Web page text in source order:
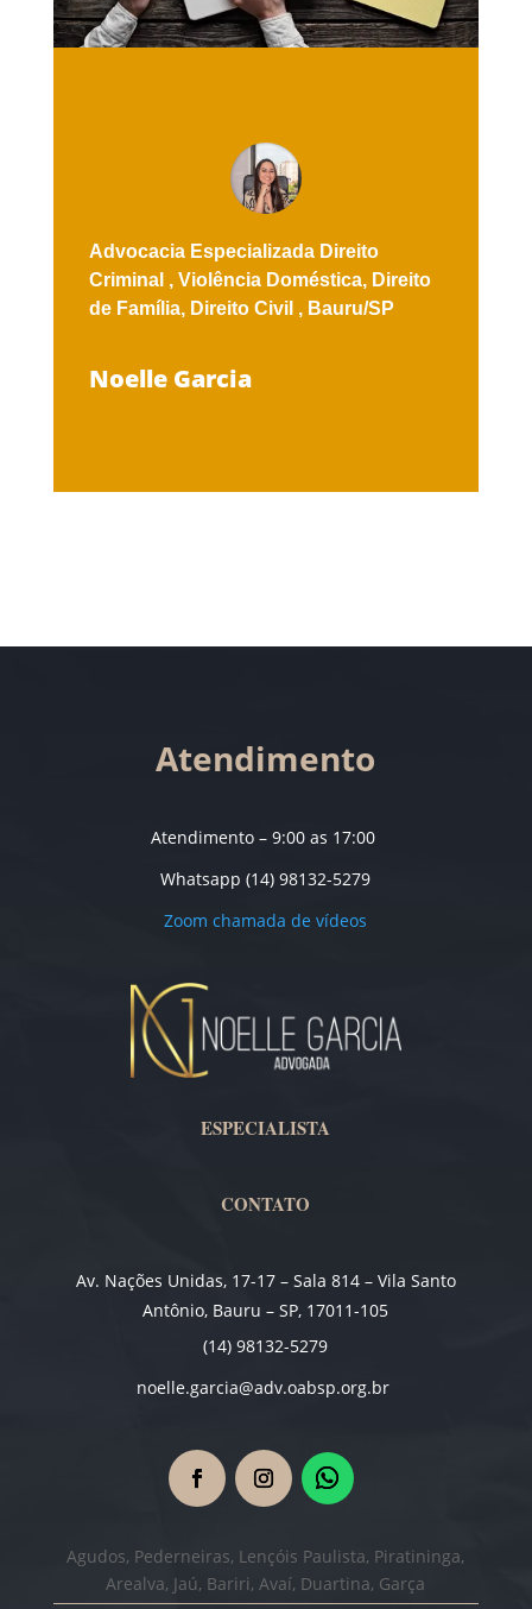
Advocacia Especializada Direito
Criminal , Violência Doméstica, Direito
de Família, Direito Civil , Bauru/SP
Noelle Garcia
Atendimento
Atendimento – 9:00 as 17:00
Whatsapp (14) 98132-5279
Zoom chamada de vídeos
ESPECIALISTA
CONTATO
Av. Nações Unidas, 17-17 – Sala 814 – Vila Santo
Antônio, Bauru – SP, 17011-105
(14) 98132-5279
noelle.garcia@adv.oabsp.org.br
Agudos, Pederneiras, Lençóis Paulista, Piratininga,
Arealva, Jaú, Bariri, Avaí, Duartina, Garça